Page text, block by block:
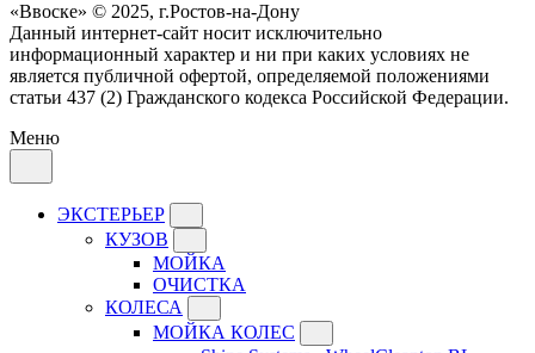
«Ввоске» © 2025, г.Ростов-на-Дону
Данный интернет-сайт носит исключительно
информационный характер и ни при каких условиях не
является публичной офертой, определяемой положениями
статьи 437 (2) Гражданского кодекса Российской Федерации.
Меню
ЭКСТЕРЬЕР
КУЗОВ
МОЙКА
ОЧИСТКА
КОЛЕСА
МОЙКА КОЛЕС